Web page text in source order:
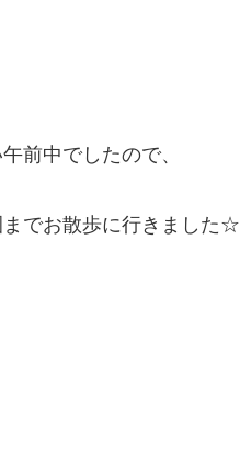
前中でしたので、
でお散歩に行きました☆